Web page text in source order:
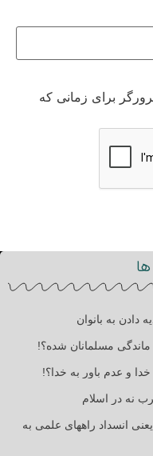
برای زمانی که
دادن به بانوان
مسلمانان شده؟!
و عدم باور به خدا؟!
نه در اسلام
انسداد راههای علمی به